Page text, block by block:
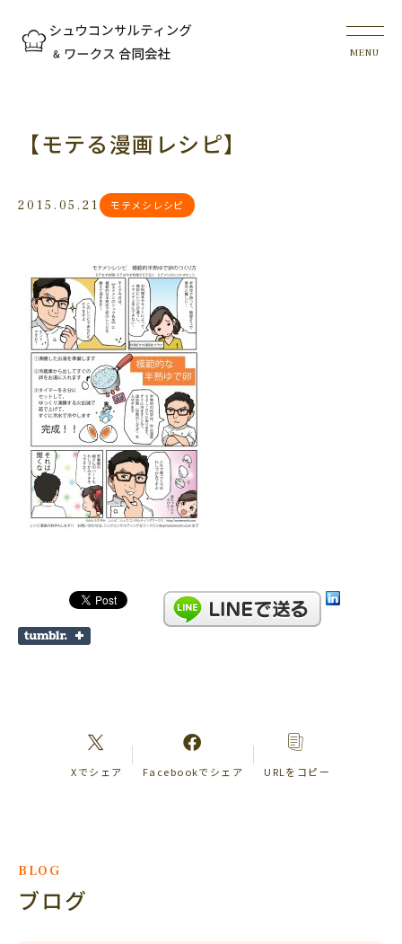
【モテる漫画レシピ】
2015.05.21 モテメシレシピ
Xでシェア Facebookでシェア URLをコピー
BLOG
ブログ